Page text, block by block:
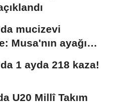
mucizevi
Musa'nın ayağı
1 ayda 218 kaza!
U20 Millî Takım